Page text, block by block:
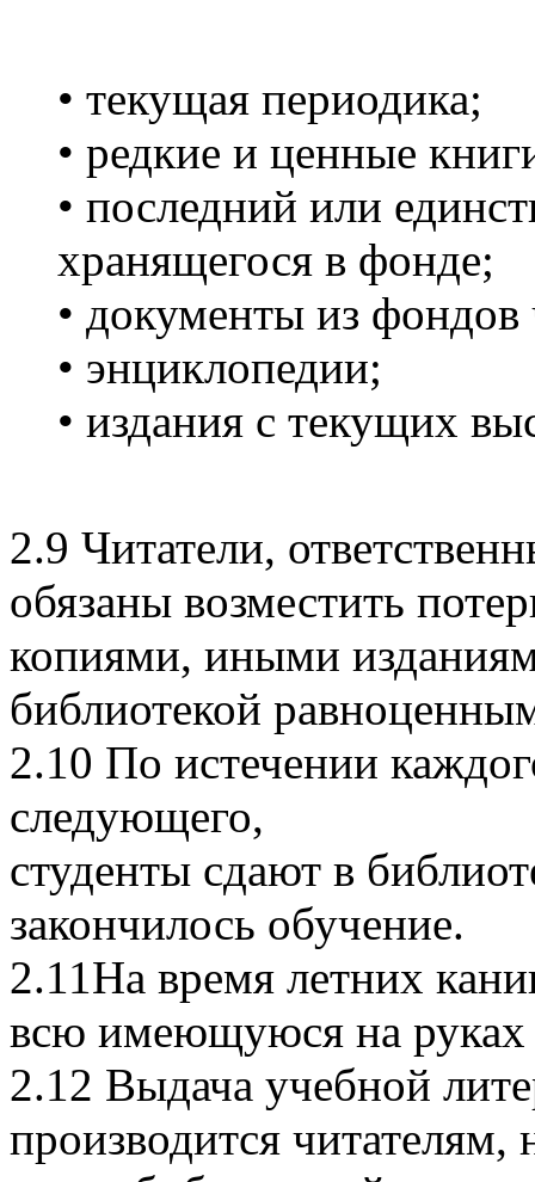
• текущая периодика;
• редкие и ценные
• последний или
хранящегося в фонде;
• документы из фондов
• энциклопедии;
• издания с текущих
2.9 Читатели,
обязаны возместить
копиями, иными
библиотекой
2.10 По истечении
следующего,
студенты сдают в
закончилось обучение.
2.11На время летних
всю имеющуюся на руках
2.12 Выдача учебной
производится